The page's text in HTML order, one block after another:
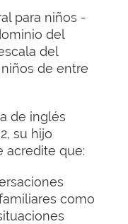
para niños -
del
del
niños de entre
de inglés
su hijo
acredite que:
como